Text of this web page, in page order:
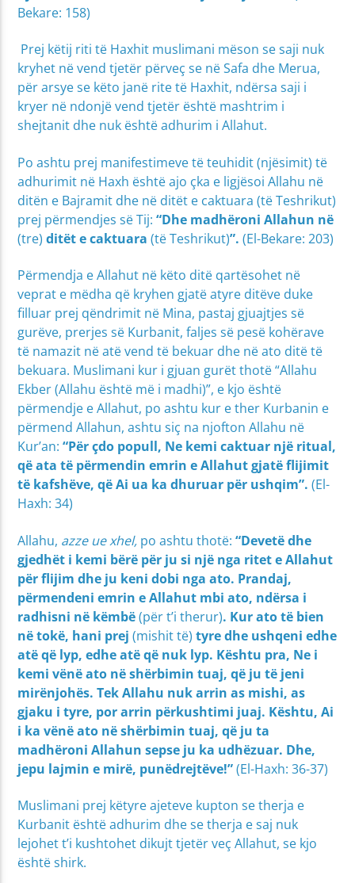
Bekare: 158)
Prej këtij riti të Haxhit muslimani mëson se saji nuk
kryhet në vend tjetër përveç se në Safa dhe Merua,
për arsye se këto janë rite të Haxhit, ndërsa saji i
kryer në ndonjë vend tjetër është mashtrim i
shejtanit dhe nuk është adhurim i Allahut.
Po ashtu prej manifestimeve të teuhidit (njësimit) të
adhurimit në Haxh është ajo çka e ligjësoi Allahu në
ditën e Bajramit dhe në ditët e caktuara (të Teshrikut)
prej përmendjes së Tij:“Dhe madhëroni Allahun në
(tre) ditët e caktuara(të Teshrikut)”. (El-Bekare: 203)
Përmendja e Allahut në këto ditë qartësohet në
veprat e mëdha që kryhen gjatë atyre ditëve duke
filluar prej qëndrimit në Mina, pastaj gjuajtjes së
gurëve, prerjes së Kurbanit, faljes së pesë kohërave
të namazit në atë vend të bekuar dhe në ato ditë të
bekuara. Muslimani kur i gjuan gurët thotë “Allahu
Ekber (Allahu është më i madhi)”, e kjo është
përmendje e Allahut, po ashtu kur e ther Kurbanin e
përmend Allahun, ashtu siç na njofton Allahu në
Kur’an:“Për çdo popull, Ne kemi caktuar një ritual,
që ata të përmendin emrin e Allahut gjatë flijimit
të kafshëve, që Ai ua ka dhuruar për ushqim”. (El-
Haxh: 34)
Allahu, azze ue xhel, po ashtu thotë:“Devetë dhe
gjedhët i kemi bërë për ju si një nga ritet e Allahut
për flijim dhe ju keni dobi nga ato. Prandaj,
përmendeni emrin e Allahut mbi ato, ndërsa i
radhisni në këmbë(për t’i therur). Kur ato të bien
në tokë, hani prej(mishit të) tyre dhe ushqeni edhe
atë që lyp, edhe atë që nuk lyp. Kështu pra, Ne i
kemi vënë ato në shërbimin tuaj, që ju të jeni
mirënjohës. Tek Allahu nuk arrin as mishi, as
gjaku i tyre, por arrin përkushtimi juaj. Kështu, Ai
i ka vënë ato në shërbimin tuaj, që ju ta
madhëroni Allahun sepse ju ka udhëzuar. Dhe,
jepu lajmin e mirë, punëdrejtëve!”(El-Haxh: 36-37)
Muslimani prej këtyre ajeteve kupton se therja e
Kurbanit është adhurim dhe se therja e saj nuk
lejohet t’i kushtohet dikujt tjetër veç Allahut, se kjo
është shirk.